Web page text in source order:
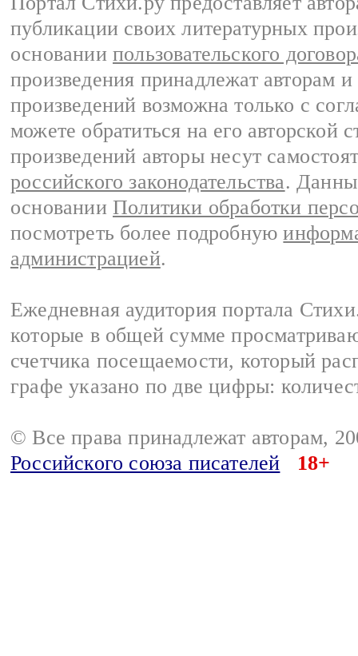
публикации своих литературных
основании пользовательского
произведения принадлежат авторам
произведений возможна только с
можете обратиться на его авторской
произведений авторы несут
российского законодательства.
основании Политики обработки
посмотреть более подробную
администрацией.
Ежедневная аудитория портала
которые в общей сумме
счетчика посещаемости, который
графе указано по две цифры:
© Все права принадлежат авторам,
Российского союза писателей
18+